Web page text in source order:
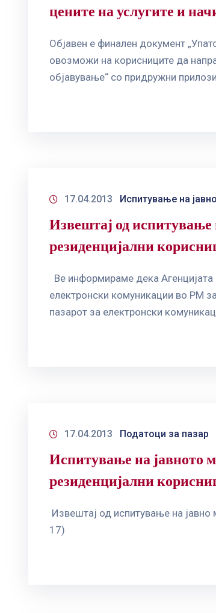
цените на услугите и
Објавен е финален документ
овозможи на корисниците да
објавување“ со придружни
17.04.2013 Испитување на
Извештај од
резиденцијални
Ве информираме дека
електронски комуникации во РМ
пазарот за електронски
17.04.2013 Податоци за пазар
Испитување на јавното
резиденцијални
Извештај од испитување на
17)